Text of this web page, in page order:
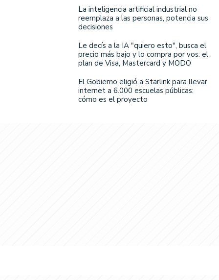
La inteligencia artificial industrial no
reemplaza a las personas, potencia sus
decisiones
Le decís a la IA "quiero esto", busca el
precio más bajo y lo compra por vos: el
plan de Visa, Mastercard y MODO
El Gobierno eligió a Starlink para llevar
internet a 6.000 escuelas públicas:
cómo es el proyecto